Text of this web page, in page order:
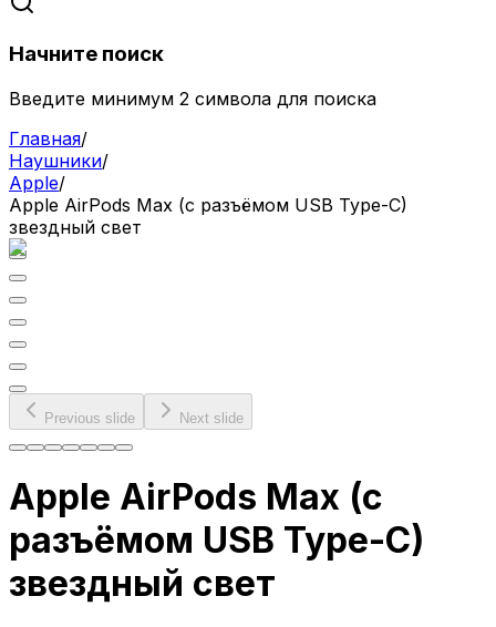
Начните поиск
Введите минимум 2 символа для поиска
Главная/
Наушники/
Apple/
Apple AirPods Max (с разъёмом USB Type-C)
звездный свет
Previous slide Next slide
Apple AirPods Max (с
разъёмом USB Type-C)
звездный свет